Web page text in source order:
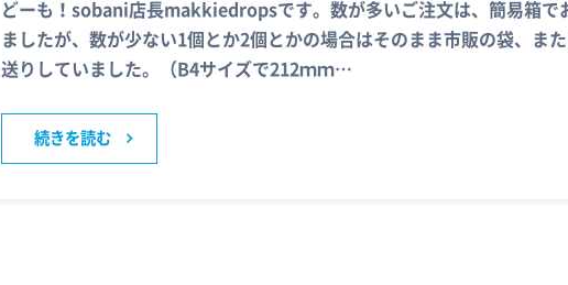
どーも！sobani店長makkiedropsです。数が多いご注文は、簡易箱で
ましたが、数が少ない1個とか2個とかの場合はそのまま市販の袋、ま
送りしていました。（B4サイズで212ｍｍ…
続きを読む